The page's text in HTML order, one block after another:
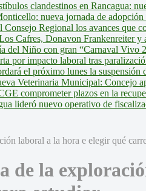
clandestinos en Rancagua:
nueva jornada de
Regional los avances que
Cafres, Donavon Frankenreiter y
del Niño con gran “Carnaval Vivo
por impacto laboral tras
el próximo lunes la
Veterinaria Municipal: Concejo
comprometer plazos en la
lideró nuevo operativo de
de la